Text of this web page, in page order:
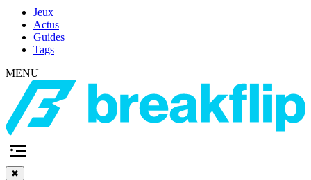
Jeux
Actus
Guides
Tags
MENU
✖